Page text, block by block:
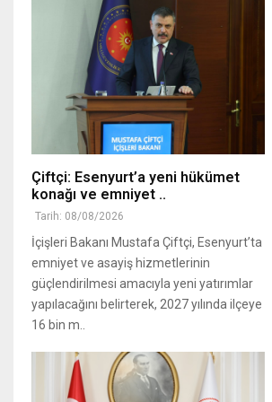
Çiftçi: Esenyurt’a yeni hükümet
konağı ve emniyet ..
Tarih: 08/08/2026
İçişleri Bakanı Mustafa Çiftçi, Esenyurt’ta
emniyet ve asayiş hizmetlerinin
güçlendirilmesi amacıyla yeni yatırımlar
yapılacağını belirterek, 2027 yılında ilçeye
16 bin m..